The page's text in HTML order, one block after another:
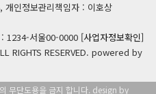
인정보관리책임자 : 이호상
: 1234-서울00-0000 [사업자정보확인]
RIGHTS RESERVED. powered by
무단도용을 금지 합니다. design by